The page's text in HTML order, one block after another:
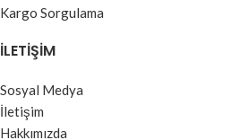
Kargo Sorgulama
İLETIŞIM
Sosyal Medya
İletişim
Hakkımızda